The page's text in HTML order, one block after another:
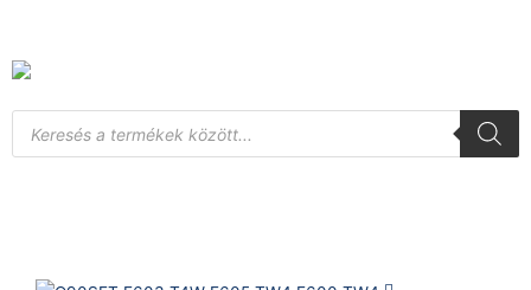
content
Products
search